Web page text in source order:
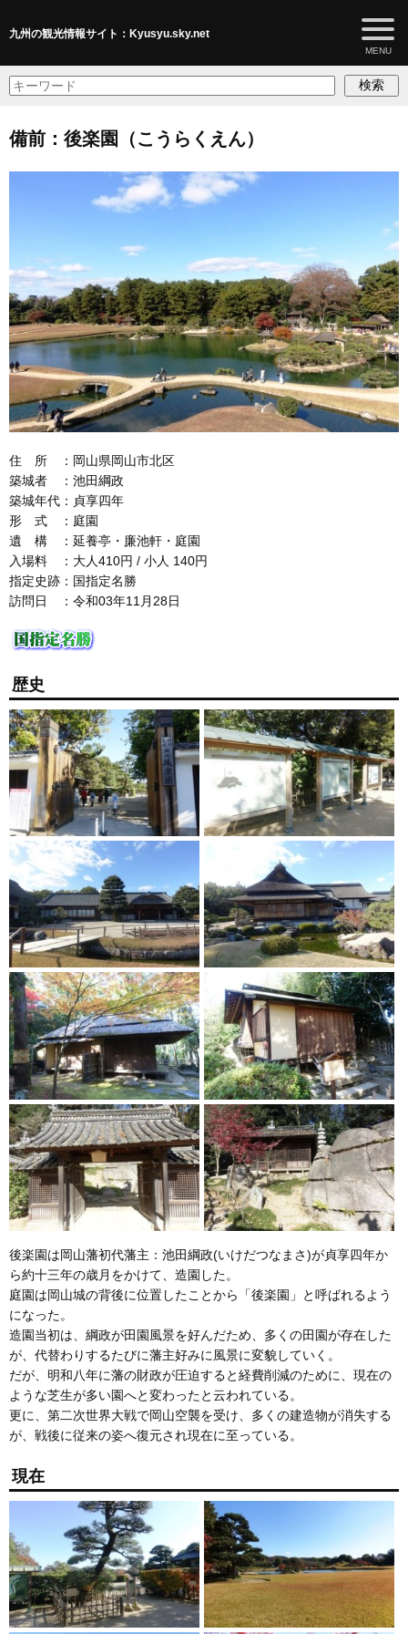
九州の観光情報サイト：Kyusyu.sky.net
検索
備前：後楽園（こうらくえん）
住 所 ：岡山県岡山市北区
築城者 ：池田綱政
築城年代：貞享四年
形 式 ：庭園
遺 構 ：延養亭・廉池軒・庭園
入場料 ：大人410円 / 小人 140円
指定史跡：国指定名勝
訪問日 ：令和03年11月28日
歴史
後楽園は岡山藩初代藩主：池田綱政(いけだつなまさ)が貞享四年か
ら約十三年の歳月をかけて、造園した。
庭園は岡山城の背後に位置したことから「後楽園」と呼ばれるよう
になった。
造園当初は、綱政が田園風景を好んだため、多くの田園が存在した
が、代替わりするたびに藩主好みに風景に変貌していく。
だが、明和八年に藩の財政が圧迫すると経費削減のために、現在の
ような芝生が多い園へと変わったと云われている。
更に、第二次世界大戦で岡山空襲を受け、多くの建造物が消失する
が、戦後に従来の姿へ復元され現在に至っている。
現在